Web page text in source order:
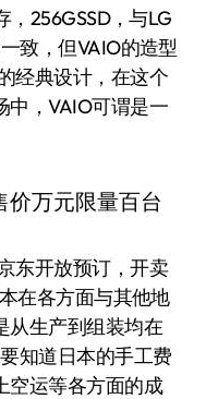
256GSSD，与LG
致，但VAIO的造型
经典设计，在这个
中，VAIO可谓是一
东开放预订，开卖
在各方面与其他地
从生产到组装均在
知道日本的手工费
空运等各方面的成